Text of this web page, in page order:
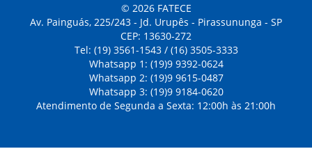
© 2026 FATECE
Av. Painguás, 225/243 - Jd. Urupês - Pirassununga - SP
CEP: 13630-272
Tel: (19) 3561-1543 / (16) 3505-3333
Whatsapp 1: (19)9 9392-0624
Whatsapp 2: (19)9 9615-0487
Whatsapp 3: (19)9 9184-0620
Atendimento de Segunda a Sexta: 12:00h às 21:00h